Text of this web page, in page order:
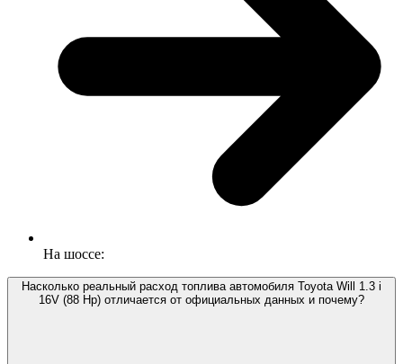
На шоссе:
Насколько реальный расход топлива автомобиля Toyota Will 1.3 i
16V (88 Hp) отличается от официальных данных и почему?